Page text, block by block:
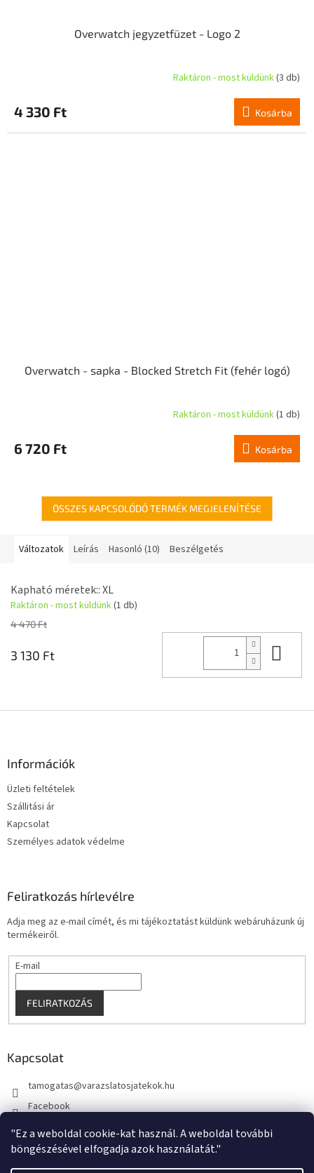
"Ez a weboldal cookie-kat használ. A weboldal további
böngészésével elfogadja azok használatát."
Overwatch jegyzetfüzet - Logo 2
Raktáron - most küldünk(3 db)
4 330 Ft Kosárba
Overwatch - sapka - Blocked Stretch Fit (fehér logó)
Raktáron - most küldünk(1 db)
6 720 Ft Kosárba
ÖSSZES KAPCSOLÓDÓ TERMÉK MEGJELENÍTÉSE
Változatok Leírás Hasonló (10) Beszélgetés
Kapható méretek:: XL
Raktáron - most küldünk(1 db)
4 470 Ft
3 130 Ft
Információk
Üzleti feltételek
Szállitási ár
Kapcsolat
Személyes adatok védelme
Feliratkozás hírlevélre
Adja meg az e-mail címét, és mi tájékoztatást küldünk webáruházunk új
termékeiről.
E-mail
FELIRATKOZÁS
Kapcsolat
tamogatas@varazslatosjatekok.hu
Facebook
kouzelnehry